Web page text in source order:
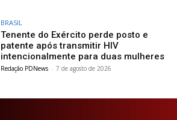
BRASIL
Tenente do Exército perde posto e
patente após transmitir HIV
intencionalmente para duas mulheres
Redação PDNews - 7 de agosto de 2026